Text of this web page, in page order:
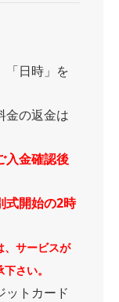
「日時」を
金の返金は
入金確認後
式開始の2時
、サービスが
さい。
ットカード